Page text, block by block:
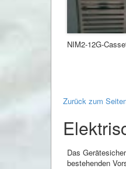
NIM2-12G-
Zurück zum
Das
bestehenden